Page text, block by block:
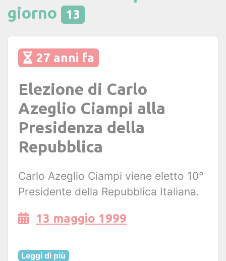
giorno
13
27 anni fa
Elezione di Carlo
Azeglio Ciampi alla
Presidenza della
Repubblica
Carlo Azeglio Ciampi viene eletto 10°
Presidente della Repubblica Italiana.
13 maggio 1999
Leggi di più